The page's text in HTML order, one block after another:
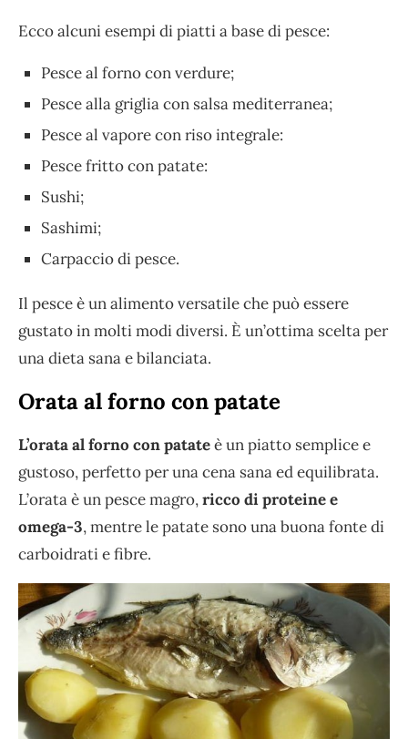
Ecco alcuni esempi di piatti a base di pesce:
Pesce al forno con verdure;
Pesce alla griglia con salsa mediterranea;
Pesce al vapore con riso integrale:
Pesce fritto con patate:
Sushi;
Sashimi;
Carpaccio di pesce.
Il pesce è un alimento versatile che può essere
gustato in molti modi diversi. È un’ottima scelta per
una dieta sana e bilanciata.
Orata al forno con patate
L’orata al forno con patateè un piatto semplice e
gustoso, perfetto per una cena sana ed equilibrata.
L’orata è un pesce magro,ricco di proteine e
omega-3, mentre le patate sono una buona fonte di
carboidrati e fibre.